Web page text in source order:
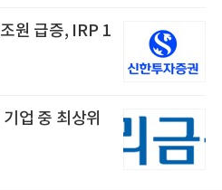
원 급증, IRP 1
업 중 최상위